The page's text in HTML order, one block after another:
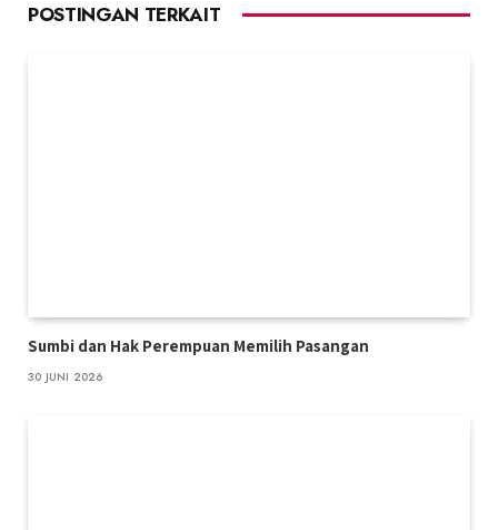
POSTINGAN TERKAIT
Sumbi dan Hak Perempuan Memilih Pasangan
30 JUNI 2026